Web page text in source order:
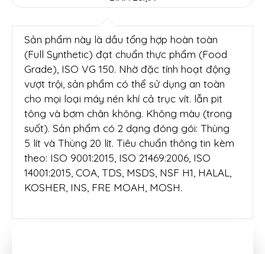
Sản phẩm này là dầu tổng hợp hoàn toàn
(Full Synthetic) đạt chuẩn thực phẩm (Food
Grade), ISO VG 150. Nhờ đặc tính hoạt động
vượt trội, sản phẩm có thể sử dụng an toàn
cho mọi loại máy nén khí cả trục vít. lẫn pit
tông và bơm chân không. Không màu (trong
suốt). Sản phẩm có 2 dạng đóng gói: Thùng
5 lít và Thùng 20 lít. Tiêu chuẩn thông tin kèm
theo: ISO 9001:2015, ISO 21469:2006, ISO
14001:2015, COA, TDS, MSDS, NSF H1, HALAL,
KOSHER, INS, FRE MOAH, MOSH.